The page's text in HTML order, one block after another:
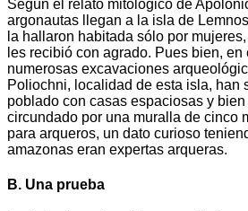
Según el relato mitológico de
argonautas llegan a la isla de
la hallaron habitada sólo por
les recibió con agrado. Pues bien,
numerosas excavaciones
Poliochni, localidad de esta isla, han
poblado con casas espaciosas y
circundado por una muralla de cinco
para arqueros, un dato curioso
amazonas eran expertas arqueras.
B. Una prueba